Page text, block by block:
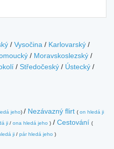
/ Vysočina / Karlovarský /
/ Moravskoslezský /
/ Středočeský / Ústecký /
jeho) / Nezávazný flirt ( on hledá ji
ji / ona hledá jeho ) / Cestování (
ji / pár hledá jeho )